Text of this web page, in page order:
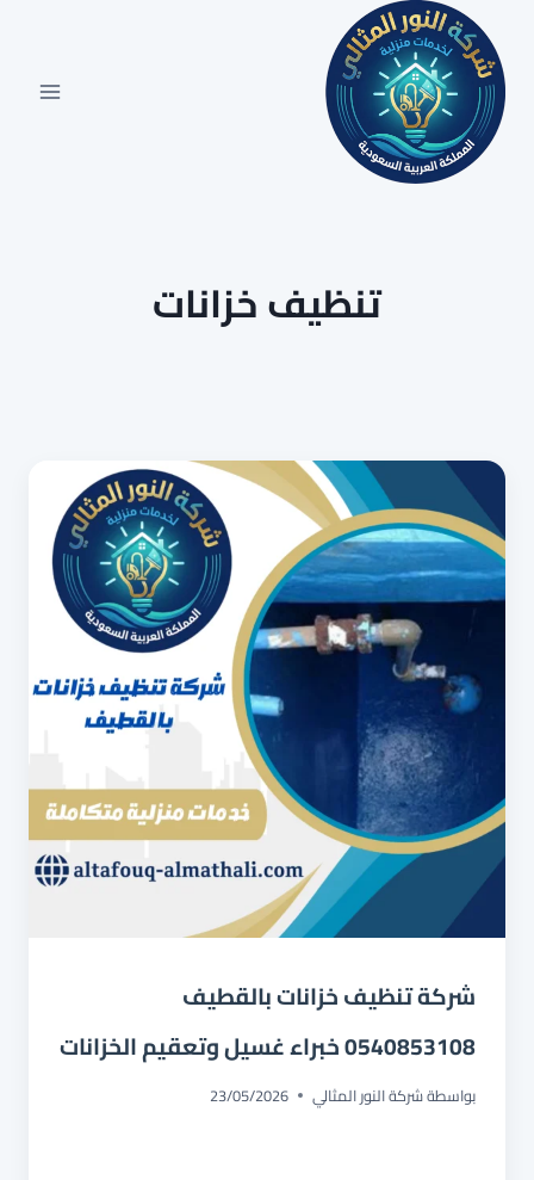
المحتوى
تنظيف خزانات
شركة تنظيف خزانات بالقطيف
0540853108 خبراء غسيل وتعقيم الخزانات
بواسطةشركة النور المثالي 23/05/2026